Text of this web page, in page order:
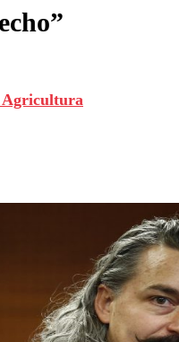
medios
Agricultura